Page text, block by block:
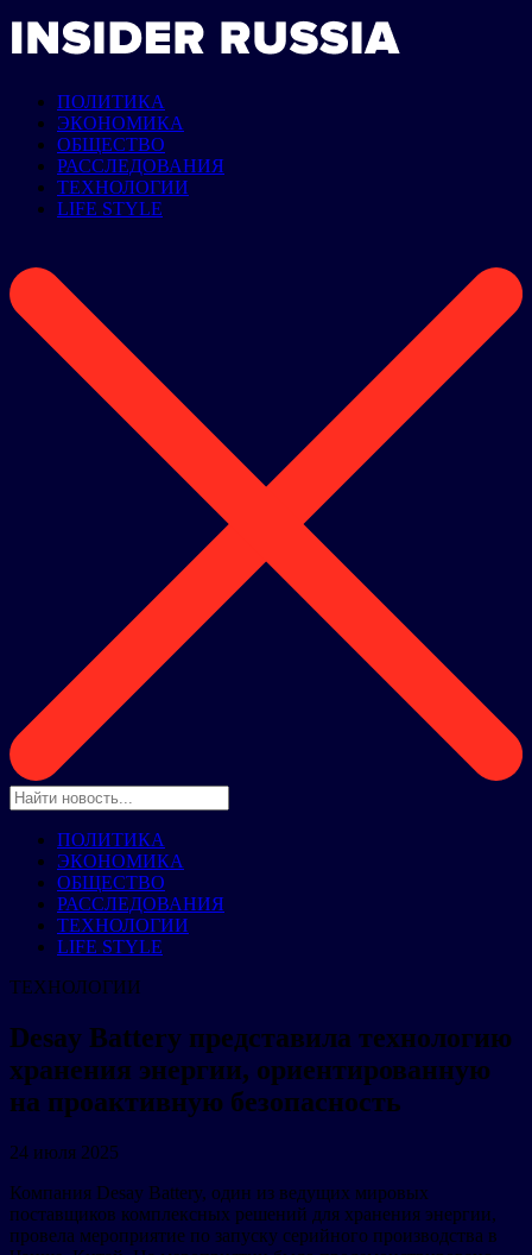
ПОЛИТИКА
ЭКОНОМИКА
ОБЩЕСТВО
РАССЛЕДОВАНИЯ
ТЕХНОЛОГИИ
LIFE STYLE
ПОЛИТИКА
ЭКОНОМИКА
ОБЩЕСТВО
РАССЛЕДОВАНИЯ
ТЕХНОЛОГИИ
LIFE STYLE
ТЕХНОЛОГИИ
Desay Battery представила технологию
хранения энергии, ориентированную
на проактивную безопасность
24 июля 2025
Компания Desay Battery, один из ведущих мировых
поставщиков комплексных решений для хранения энергии,
провела мероприятие по запуску серийного производства в